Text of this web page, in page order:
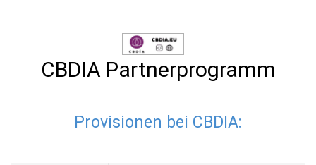
CBDIA Partnerprogramm
Provisionen bei CBDIA: